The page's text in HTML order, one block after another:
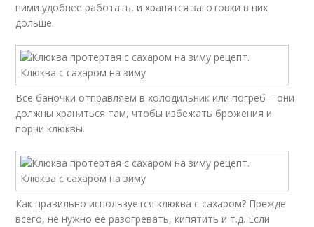
ними удобнее работать, и хранятся заготовки в них
дольше.
Все баночки отправляем в холодильник или погреб – они
должны храниться там, чтобы избежать брожения и
порчи клюквы.
Как правильно используется клюква с сахаром? Прежде
всего, не нужно ее разогревать, кипятить и т.д. Если